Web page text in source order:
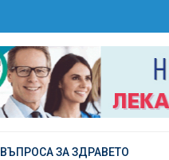
ВЪПРОСА ЗА ЗДРАВЕТО